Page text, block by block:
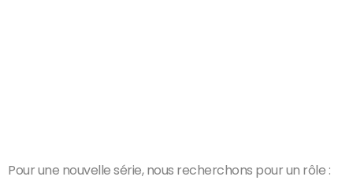
Pour une nouvelle série, nous recherchons pour un rôle :